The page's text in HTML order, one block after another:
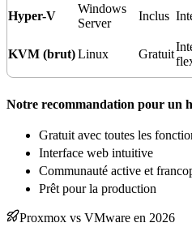
Hyper-V
Windows
Server
Inclus
KVM (brut)Linux Gratuit
Notre recommandation pour un
Gratuit avec toutes les
Interface web intuitive
Communauté active et
Prêt pour la production
Proxmox vs VMware en 2026